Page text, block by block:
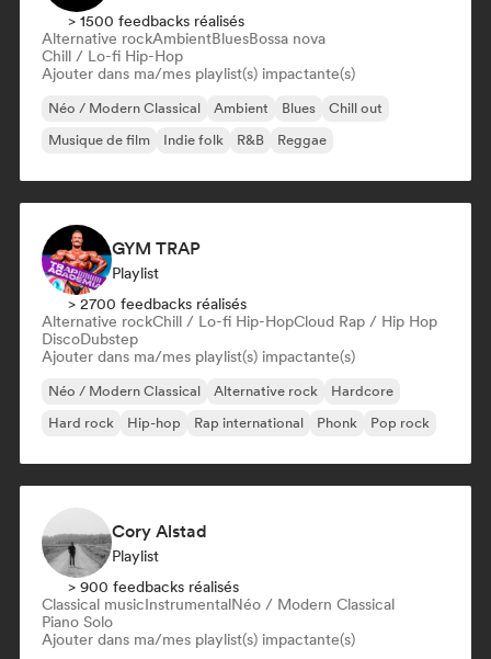
> 1500 feedbacks réalisés
Alternative rockAmbientBluesBossa nova
Chill / Lo-fi Hip-Hop
Ajouter dans ma/mes playlist(s) impactante(s)
Néo / Modern Classical Ambient Blues
Chill out
Musique de film
Indie folk R&B Reggae
GYM TRAP
Playlist
> 2700 feedbacks réalisés
Alternative rockChill / Lo-fi Hip-HopCloud Rap / Hip Hop
DiscoDubstep
Ajouter dans ma/mes playlist(s) impactante(s)
Néo / Modern Classical Alternative rock
Hardcore
Hard rock
Hip-hop Rap international Phonk Pop rock
Cory Alstad
Playlist
> 900 feedbacks réalisés
Classical musicInstrumentalNéo / Modern Classical
Piano Solo
Ajouter dans ma/mes playlist(s) impactante(s)